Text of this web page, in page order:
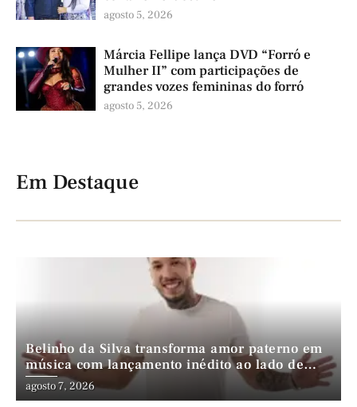
agosto 5, 2026
Márcia Fellipe lança DVD “Forró e
Mulher II” com participações de
grandes vozes femininas do forró
agosto 5, 2026
Em Destaque
Belinho da Silva transforma amor paterno em
música com lançamento inédito ao lado de
André da Mata e Mateus Farias
agosto 7, 2026